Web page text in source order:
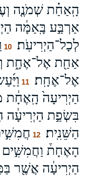
הָֽאַחַ֗ת שְׁמֹנֶ֤ה
אַרְבַּ֣ע בָּֽאַמָּ֔ה
לְכָל־הַיְרִיעֹֽת׃
10
אַחַ֖ת אֶל־אֶחָ֑ת
אֶל־אֶחָֽת׃
11
הַיְרִיעָה֙
בִּשְׂפַ֣ת הַיְרִיעָ֔ה
הַשֵּׁנִֽית׃
12
הָאֶחָת֒
הַיְרִיעָ֔ה אֲשֶׁ֖ר